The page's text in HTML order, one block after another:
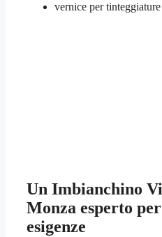
vernice per tinteggiature
Un Imbianchino
Monza esperto
esigenze